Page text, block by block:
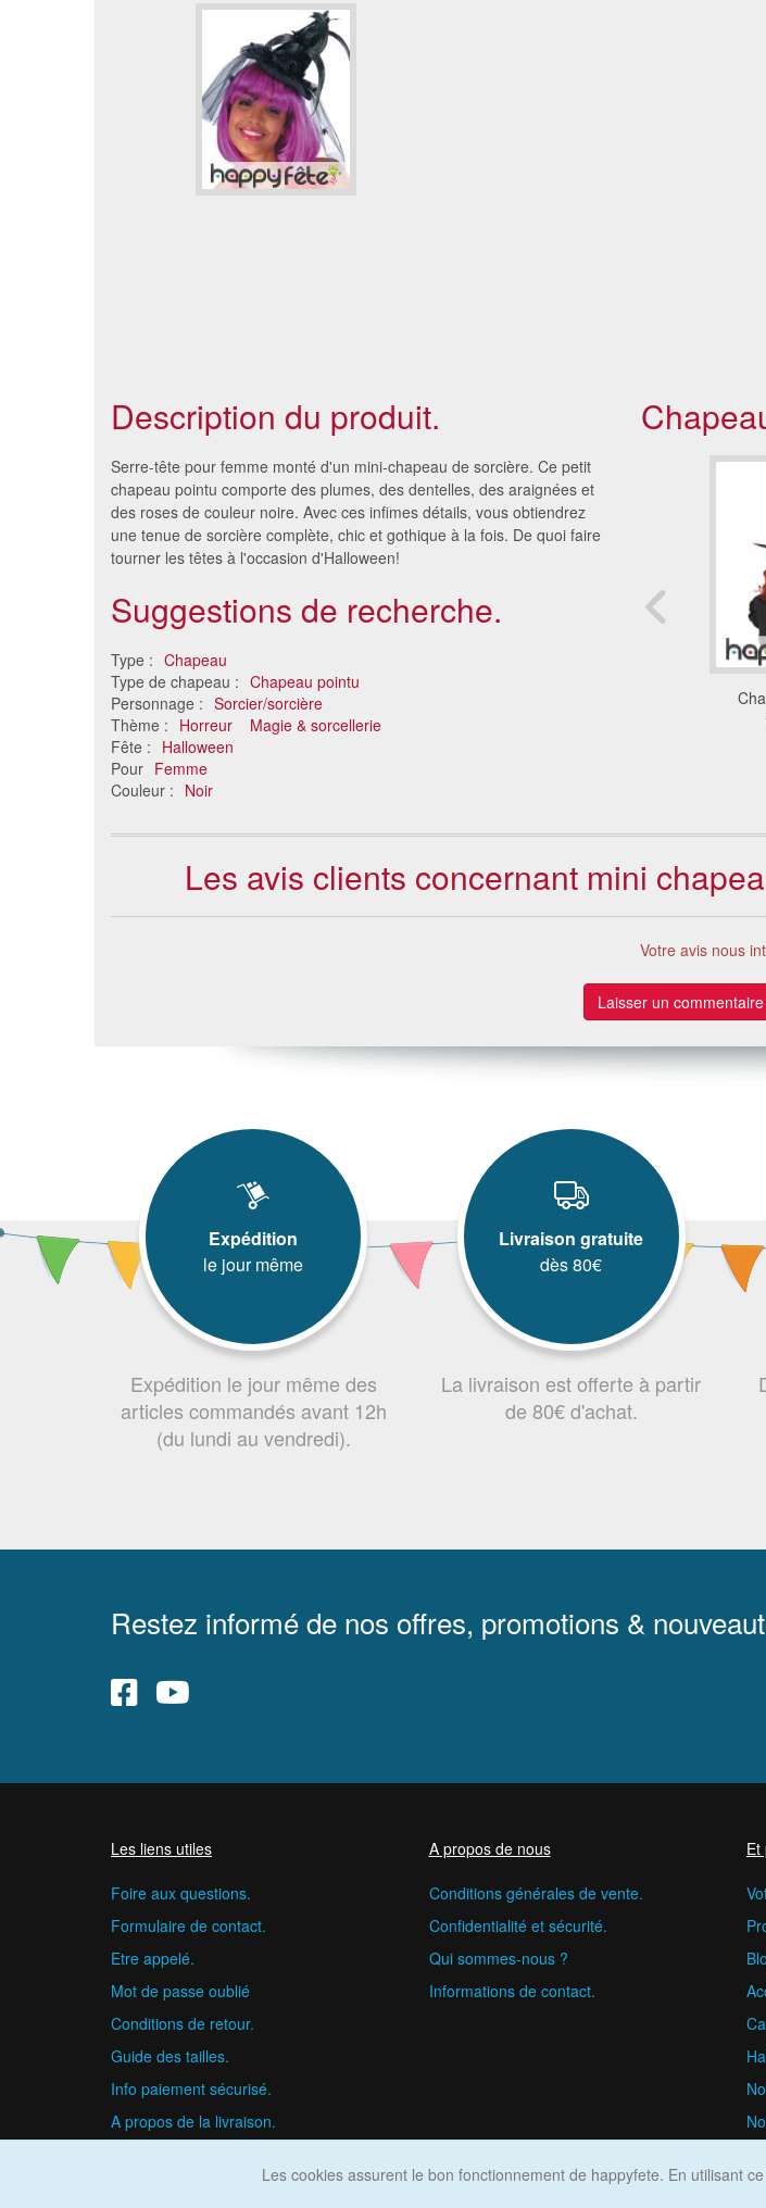
Description du produit.
Serre-tête pour femme monté d'un mini-chapeau de sorcière. Ce petit
chapeau pointu comporte des plumes, des dentelles, des araignées et
des roses de couleur noire. Avec ces infimes détails, vous obtiendrez
une tenue de sorcière complète, chic et gothique à la fois. De quoi faire
tourner les têtes à l'occasion d'Halloween!
Suggestions de recherche.
Type : Chapeau
Type de chapeau : Chapeau pointu
Personnage : Sorcier/sorcière
Thème : Horreur
Magie & sorcellerie
Fête : Halloween
Pour Femme
Couleur : Noir
Long Chapeau pointu de
sorcière avec ruban coloré
2.07 €
Les avis clients concernant mini
Votre avis nous
Laisser un
Expédition
le jour même
Expédition le jour même des
articles commandés avant 12h
(du lundi au vendredi).
Livraison gratuite
dès 80€
La livraison est offerte à partir
de 80€ d'achat.
Restez informé de nos offres, promotions &
Les liens utiles
Foire aux questions.
Formulaire de contact.
Etre appelé.
Mot de passe oublié
Conditions de retour.
Guide des tailles.
Info paiement sécurisé.
A propos de la livraison.
A propos de nous
Conditions générales de vente.
Confidentialité et sécurité.
Qui sommes-nous ?
Informations de contact.
Et
Les cookies assurent le bon fonctionnement de happyfete. En utilisant